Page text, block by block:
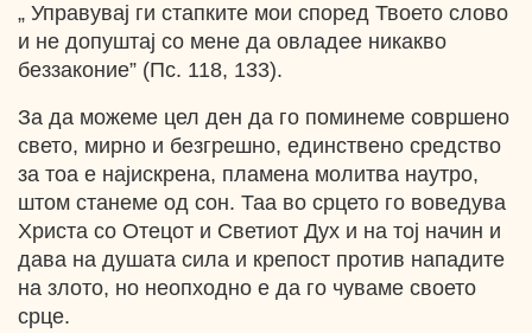
„ Управувај ги стапките мои според Твоето слово
и не допуштај со мене да овладее никакво
беззаконие” (Пс. 118, 133).
За да можеме цел ден да го поминеме совршено
свето, мирно и безгрешно, единствено средство
за тоа е најискрена, пламена молитва наутро,
штом станеме од сон. Таа во срцето го воведува
Христа со Отецот и Светиот Дух и на тој начин и
дава на душата сила и крепост против нападите
на злото, но неопходно е да го чуваме своето
срце.